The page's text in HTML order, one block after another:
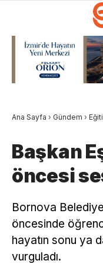
Ana Sayfa › Gündem ›
Başkan
öncesi
Bornova
öncesinde
hayatın sonu ya
vurguladı.